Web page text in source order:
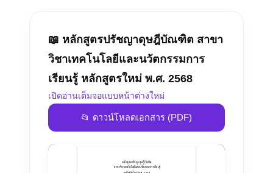
📖 หลักสูตรปรัชญาดุษฎีบัณฑิต สาขา
วิชาเทคโนโลยีและนวัตกรรมการ
เรียนรู้ หลักสูตรใหม่ พ.ศ. 2568
เปิดอ่านเต็มจอแบบหน้าต่างใหม่
📂 ดาวน์โหลดเอกสาร (PDF)